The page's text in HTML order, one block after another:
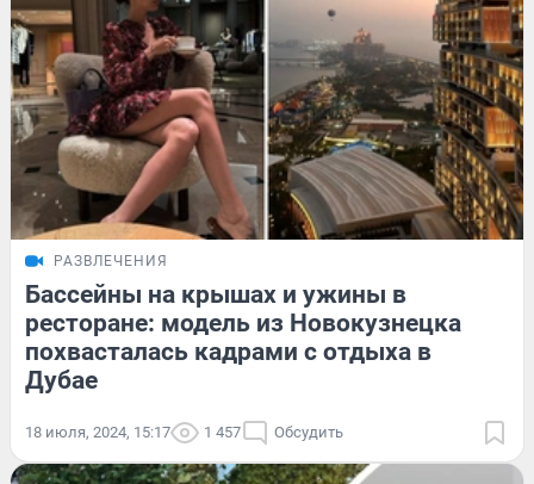
РАЗВЛЕЧЕНИЯ
Бассейны на крышах и ужины в
ресторане: модель из Новокузнецка
похвасталась кадрами с отдыха в
Дубае
18 июля, 2024, 15:17 1 457 Обсудить